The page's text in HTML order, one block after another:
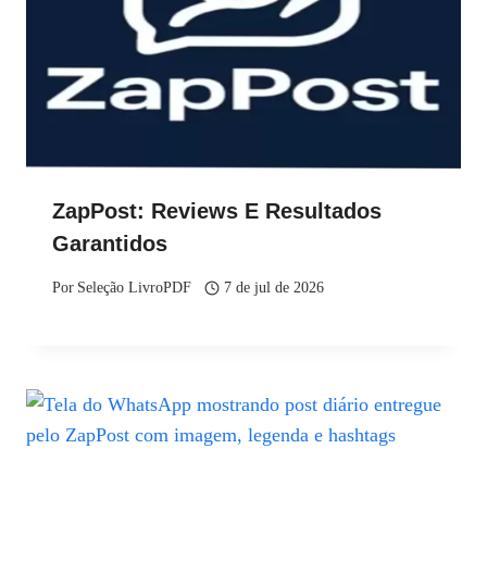
ZapPost: Reviews E Resultados
Garantidos
Por Seleção LivroPDF 7 de jul de 2026